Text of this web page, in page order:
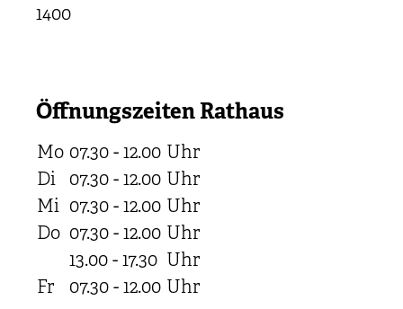
1400
Öffnungszeiten Rathaus
Mo 07.30 - 12.00 Uhr
Di
07.30 - 12.00 Uhr
Mi 07.30 - 12.00 Uhr
Do 07.30 - 12.00 Uhr
13.00 - 17.30 Uhr
Fr
07.30 - 12.00 Uhr